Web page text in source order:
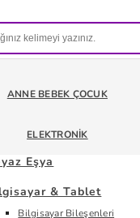
ANNE BEBEK ÇOCUK
ELEKTRONIK
Eşya
& Tablet
Bilgisayar Bileşenleri